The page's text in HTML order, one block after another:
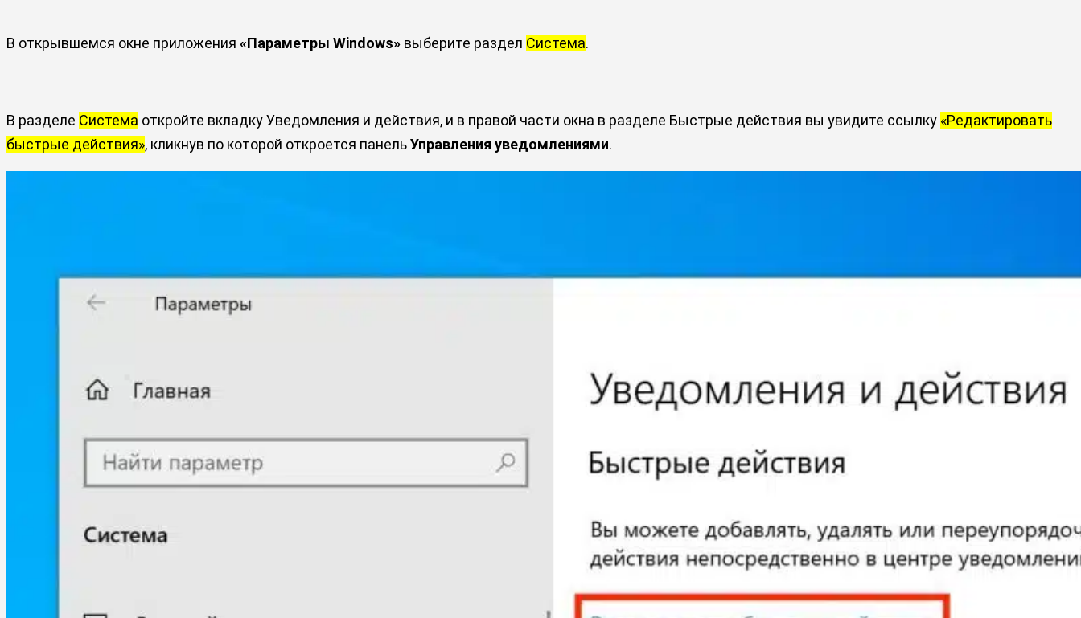
В открывшемся окне приложения «Параметры Windows» выберите раздел Система.
В разделе Система откройте вкладку Уведомления и действия, и в правой части окна в разделе Быстрые действия вы увидите ссылку «Редактировать
быстрые действия», кликнув по которой откроется панельУправления уведомлениями.